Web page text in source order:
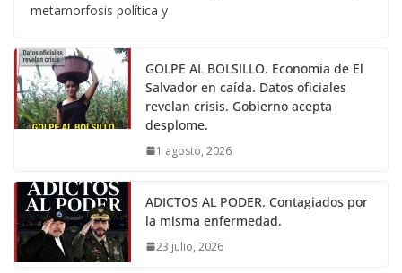
metamorfosis política y
GOLPE AL BOLSILLO. Economía de El
Salvador en caída. Datos oficiales
revelan crisis. Gobierno acepta
desplome.
1 agosto, 2026
ADICTOS AL PODER. Contagiados por
la misma enfermedad.
23 julio, 2026